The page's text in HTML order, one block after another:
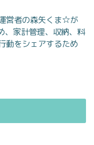
営者の森矢くま☆が
、家計管理、収納、料
動をシェアするため